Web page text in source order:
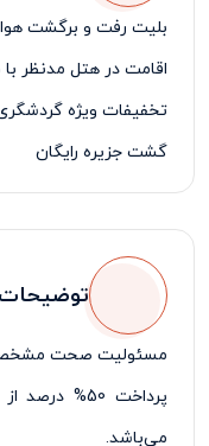
بلیت رفت و برگشت
اقامت در هتل مدنظر
تخفیفات ویژه
گشت جزیره رایگان
ترانسفر
مسئولیت صحت
پرداخت 50%
می‌باشد.